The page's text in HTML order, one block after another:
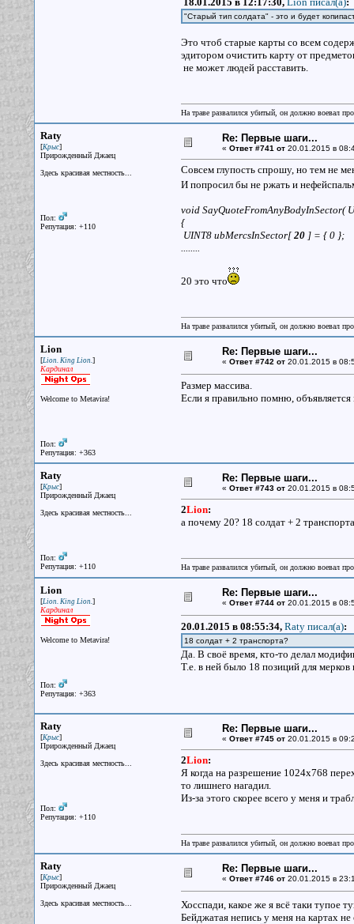
"Старый тип солдата" - это и будет
Это чтоб старые карты со всем
эдитором очистить карту от
не может людей расставить.
На траве развалился убитый, он должно воевал
Raty
[Крыс]
Прирожденный Джаец
Здесь красивая местность...
Пол:
Репутация: +110
Re: Первые шаги...
« Ответ #741 от20.01.2015 в
Совсем глупость спрошу, но тем не
И попросил бы не ржать и
void SayQuoteFromAnyBodyInSector(
{
UINT8 ubMercsInSector[20] = { 0 };
........
20 это что
На траве развалился убитый, он должно воевал
Lion
[Lion. King Lion.]
Кардинал
Welcome to Metavira!
Пол:
Репутация: +363
Re: Первые шаги...
« Ответ #742 от20.01.2015 в
Размер массива.
Если я правильно помню, объявляется
Raty
[Крыс]
Прирожденный Джаец
Здесь красивая местность...
Пол:
Репутация: +110
Re: Первые шаги...
« Ответ #743 от20.01.2015 в
2Lion:
а почему 20? 18 солдат + 2
На траве развалился убитый, он должно воевал
Lion
[Lion. King Lion.]
Кардинал
Welcome to Metavira!
Пол:
Репутация: +363
Re: Первые шаги...
« Ответ #744 от20.01.2015 в
20.01.2015 в 08:55:34, Raty писал(a):
18 солдат + 2 транспорта?
Да. В своё время, кто-то делал
Т.е. в ней было 18 позиций для
Raty
[Крыс]
Прирожденный Джаец
Здесь красивая местность...
Пол:
Репутация: +110
Re: Первые шаги...
« Ответ #745 от20.01.2015 в
2Lion:
Я когда на разрешение 1024х768
то лишнего нагадил.
Из-за этого скорее всего у меня и
На траве развалился убитый, он должно воевал
Raty
[Крыс]
Прирожденный Джаец
Здесь красивая местность...
Re: Первые шаги...
« Ответ #746 от20.01.2015 в
Хосспади, какое же я всё таки тупое
Бейджатая непись у меня на картах